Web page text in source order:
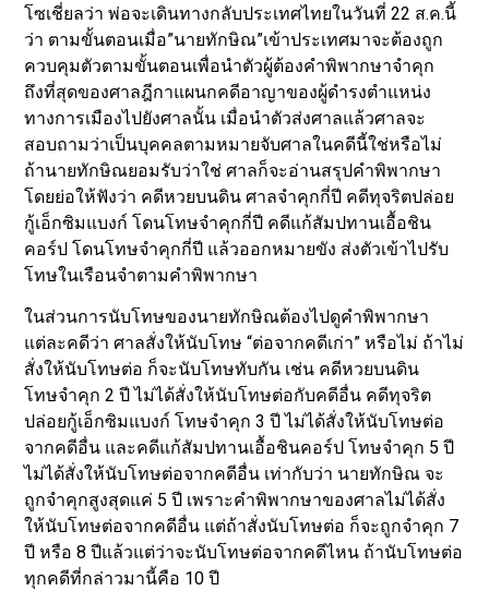
โซเชี่ยลว่า พ่อจะเดินทางกลับประเทศไทยในวันที่ 22 ส.ค.นี้
ว่า ตามขั้นตอนเมื่อ”นายทักษิณ”เข้าประเทศมาจะต้องถูก
ควบคุมตัวตามขั้นตอนเพื่อนำตัวผู้ต้องคำพิพากษาจำคุก
ถึงที่สุดของศาลฎีกาแผนกคดีอาญาของผู้ดำรงตำแหน่ง
ทางการเมืองไปยังศาลนั้น เมื่อนำตัวส่งศาลแล้วศาลจะ
สอบถามว่าเป็นบุคคลตามหมายจับศาลในคดีนี้ใช่หรือไม่
ถ้านายทักษิณยอมรับว่าใช่ ศาลก็จะอ่านสรุปคำพิพากษา
โดยย่อให้ฟังว่า คดีหวยบนดิน ศาลจำคุกกี่ปี คดีทุจริตปล่อย
กู้เอ็กซิมแบงก์ โดนโทษจำคุกกี่ปี คดีแก้สัมปทานเอื้อชิน
คอร์ป โดนโทษจำคุกกี่ปี แล้วออกหมายขัง ส่งตัวเข้าไปรับ
โทษในเรือนจำตามคำพิพากษา
ในส่วนการนับโทษของนายทักษิณต้องไปดูคำพิพากษา
แต่ละคดีว่า ศาลสั่งให้นับโทษ “ต่อจากคดีเก่า” หรือไม่ ถ้าไม่
สั่งให้นับโทษต่อ ก็จะนับโทษทับกัน เช่น คดีหวยบนดิน
โทษจำคุก 2 ปี ไม่ได้สั่งให้นับโทษต่อกับคดีอื่น คดีทุจริต
ปล่อยกู้เอ็กซิมแบงก์ โทษจำคุก 3 ปี ไม่ได้สั่งให้นับโทษต่อ
จากคดีอื่น และคดีแก้สัมปทานเอื้อชินคอร์ป โทษจำคุก 5 ปี
ไม่ได้สั่งให้นับโทษต่อจากคดีอื่น เท่ากับว่า นายทักษิณ จะ
ถูกจำคุกสูงสุดแค่ 5 ปี เพราะคำพิพากษาของศาลไม่ได้สั่ง
ให้นับโทษต่อจากคดีอื่น แต่ถ้าสั่งนับโทษต่อ ก็จะถูกจำคุก 7
ปี หรือ 8 ปีแล้วแต่ว่าจะนับโทษต่อจากคดีไหน ถ้านับโทษต่อ
ทุกคดีที่กล่าวมานี้คือ 10 ปี